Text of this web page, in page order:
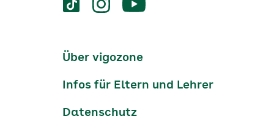
Servicesvigozone.de
vigozone.devigozone.de
Services-
Über vigozone
Infos für Eltern und Lehrer
Datenschutz